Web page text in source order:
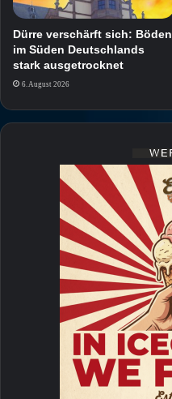
Dürre verschärft sich: Böden
im Süden Deutschlands
stark ausgetrocknet
6. August 2026